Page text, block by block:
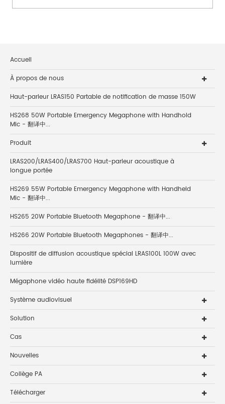
Accueil
À propos de nous
Haut-parleur LRAS150 Partable de notification de masse 150W
HS268 50W Portable Emergency Megaphone with Handhold
Mic - 翻译中...
Produit
LRAS200/LRAS400/LRAS700 Haut-parleur acoustique à
longue portée
HS269 55W Portable Emergency Megaphone with Handheld
Mic - 翻译中...
HS265 20W Portable Bluetooth Megaphone - 翻译中...
HS266 20W Portable Bluetooth Megaphones - 翻译中...
Dispositif de diffusion acoustique spécial LRAS100L 100W avec
lumière
Mégaphone vidéo haute fidélité DSP169HD
Système audiovisuel
Solution
Cas
Nouvelles
Collège PA
Télécharger